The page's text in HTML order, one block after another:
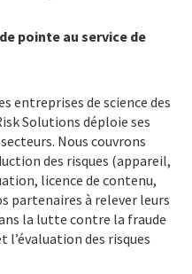
pointe au service de
entreprises de science des
Solutions déploie ses
Nous couvrons
des risques (appareil,
licence de contenu,
partenaires à relever leurs
la lutte contre la fraude
des risques